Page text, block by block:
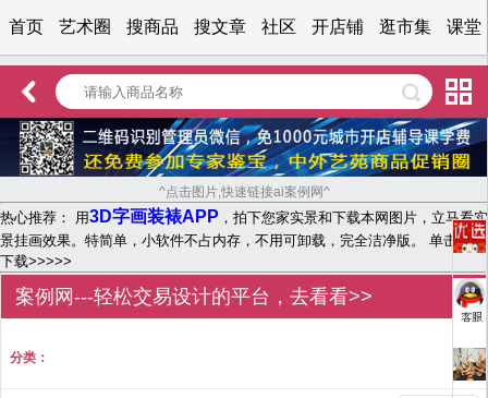
首页 艺术圈 搜商品 搜文章 社区 开店铺 逛市集 课堂
^点击图片,快速链接ai案例网^
热心推荐： 用3D字画装裱APP ，拍下您家实景和下载本网图片，立马看实
景挂画效果。特简单，小软件不占内存，不用可卸载，完全洁净版。 单击文字
下载>>>>>
案例网---轻松交易设计的平台，去看看>>
分类：